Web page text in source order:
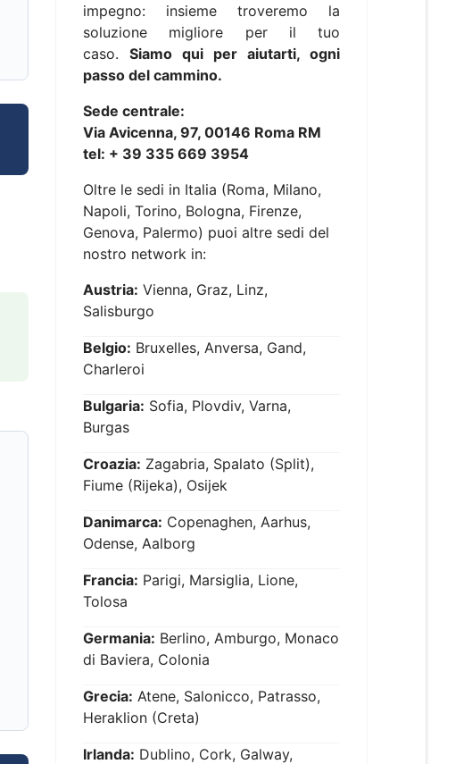
impegno: insieme troveremo la
soluzione migliore per il tuo
caso. Siamo qui per aiutarti, ogni
passo del cammino.
Sede centrale:
Via Avicenna, 97, 00146 Roma RM
tel: + 39 335 669 3954
Oltre le sedi in Italia (Roma, Milano,
Napoli, Torino, Bologna, Firenze,
Genova, Palermo) puoi altre sedi del
nostro network in:
Austria: Vienna, Graz, Linz,
Salisburgo
Belgio: Bruxelles, Anversa, Gand,
Charleroi
Bulgaria: Sofia, Plovdiv, Varna,
Burgas
Croazia: Zagabria, Spalato (Split),
Fiume (Rijeka), Osijek
Danimarca: Copenaghen, Aarhus,
Odense, Aalborg
Francia: Parigi, Marsiglia, Lione,
Tolosa
Germania: Berlino, Amburgo, Monaco
di Baviera, Colonia
Grecia: Atene, Salonicco, Patrasso,
Heraklion (Creta)
Irlanda: Dublino, Cork, Galway,